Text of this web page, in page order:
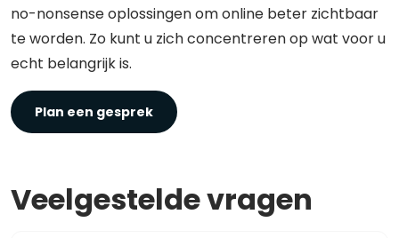
no-nonsense oplossingen om online beter zichtbaar
te worden. Zo kunt u zich concentreren op wat voor u
echt belangrijk is.
Plan een gesprek
Veelgestelde vragen